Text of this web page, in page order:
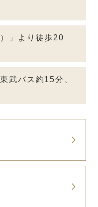
」より徒歩20
武バス約15分、